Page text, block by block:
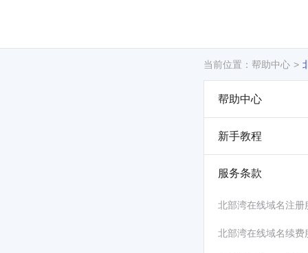
当前位置：帮助中心
帮助中心
新手教程
服务条款
北部湾在线域名注册
北部湾在线域名续费